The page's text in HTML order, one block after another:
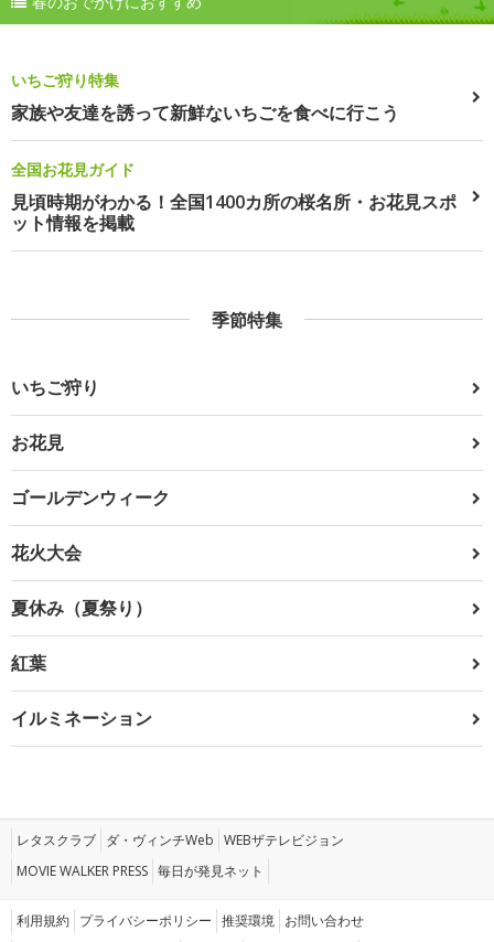
いちご狩り特集
家族や友達を誘って新鮮ないちごを食べに行こう
全国お花見ガイド
見頃時期がわかる！全国1400カ所の桜名所・お花見スポ
ット情報を掲載
季節特集
いちご狩り
お花見
ゴールデンウィーク
花火大会
夏休み（夏祭り）
紅葉
イルミネーション
レタスクラブ ダ・ヴィンチWeb WEBザテレビジョン
MOVIE WALKER PRESS 毎日が発見ネット
利用規約 プライバシーポリシー 推奨環境 お問い合わせ